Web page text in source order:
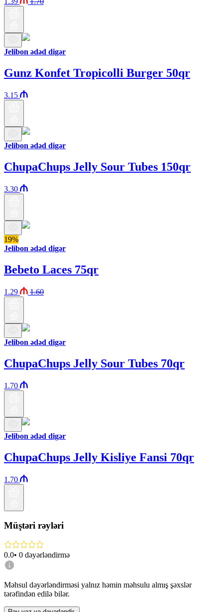
Jelibon ədəd digər
Gunz Konfet Tropicolli Burger 50qr
3.15
Jelibon ədəd digər
ChupaChups Jelly Sour Tubes 150qr
3.30
19%
Jelibon ədəd digər
Bebeto Laces 75qr
1.29 1.60
Jelibon ədəd digər
ChupaChups Jelly Sour Tubes 70qr
1.70
Jelibon ədəd digər
ChupaChups Jelly Kisliye Fansi 70qr
1.70
Müştəri rəyləri
0.0• 0 dəyərləndirmə
Məhsul dəyərləndirməsi yalnız həmin məhsulu almış şəxslər
tərəfindən edilə bilər.